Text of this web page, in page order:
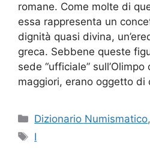
romane. Come molte di
essa rappresenta un
dignità quasi divina,
greca. Sebbene queste
sede “ufficiale”
maggiori, erano oggetto di
Categorie
Dizionario Numismatico,
Tag
I